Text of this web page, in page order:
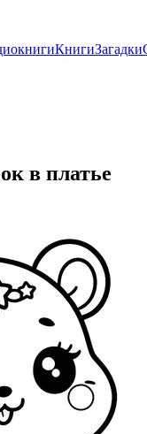
КнигиЗагадки
в платье